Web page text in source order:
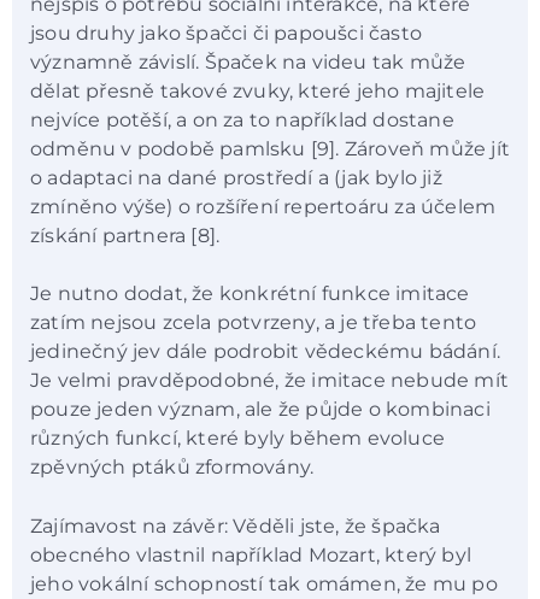
jsou druhy jako špačci či papoušci často
významně závislí. Špaček na videu tak může
dělat přesně takové zvuky, které jeho majitele
nejvíce potěší, a on za to například dostane
odměnu v podobě pamlsku [9]. Zároveň může jít
o adaptaci na dané prostředí a (jak bylo již
zmíněno výše) o rozšíření repertoáru za účelem
získání partnera [8].
Je nutno dodat, že konkrétní funkce imitace
zatím nejsou zcela potvrzeny, a je třeba tento
jedinečný jev dále podrobit vědeckému bádání.
Je velmi pravděpodobné, že imitace nebude mít
pouze jeden význam, ale že půjde o kombinaci
různých funkcí, které byly během evoluce
zpěvných ptáků zformovány.
Zajímavost na závěr: Věděli jste, že špačka
obecného vlastnil například Mozart, který byl
jeho vokální schopností tak omámen, že mu po